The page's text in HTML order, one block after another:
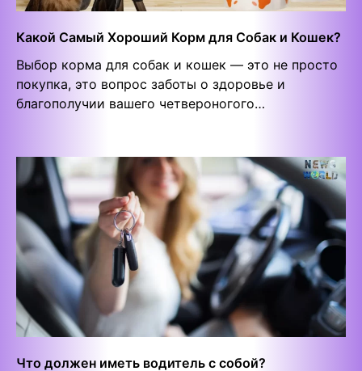
Какой Самый Хороший Корм для Собак и Кошек?
Выбор корма для собак и кошек — это не просто
покупка, это вопрос заботы о здоровье и
благополучии вашего четвероногого…
Что должен иметь водитель с собой?